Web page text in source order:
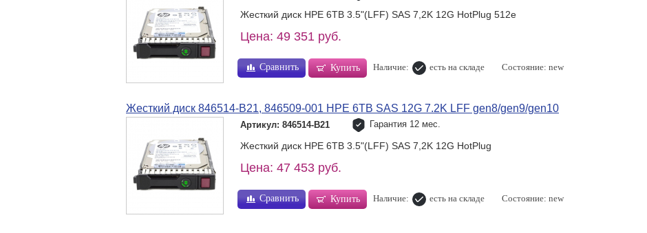
Жесткий диск HPE 6TB 3.5"(LFF) SAS 7,2K 12G HotPlug 512e
Цена: 49 351 руб.
Сравнить Купить Наличие: есть на складе Состояние: new
Жесткий диск 846514-B21, 846509-001 HPE 6TB SAS 12G 7.2K LFF gen8/gen9/gen10
Артикул: 846514-B21 Гарантия 12 мес.
Жесткий диск HPE 6TB 3.5"(LFF) SAS 7,2K 12G HotPlug
Цена: 47 453 руб.
Сравнить Купить Наличие: есть на складе Состояние: new